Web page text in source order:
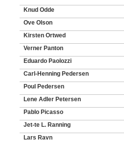
Knud Odde
Ove Olson
Kirsten Ortwed
Verner Panton
Eduardo Paolozzi
Carl-Henning Pedersen
Poul Pedersen
Lene Adler Petersen
Pablo Picasso
Jet-te L. Ranning
Lars Ravn